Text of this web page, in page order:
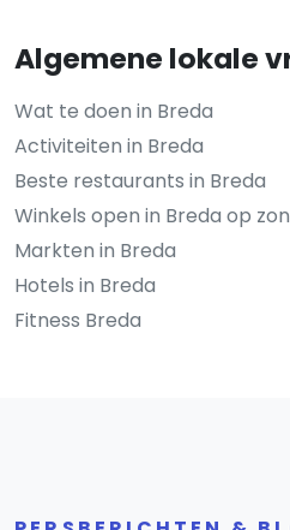
Algemene lokale
Wat te doen in Breda
Activiteiten in Breda
Beste restaurants in Breda
Winkels open in Breda op
Markten in Breda
Hotels in Breda
Fitness Breda